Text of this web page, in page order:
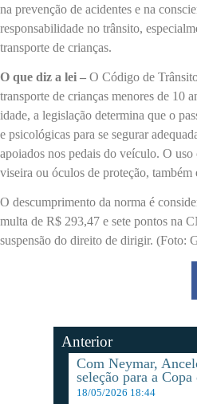
na prevenção de acidentes e na
responsabilidade no trânsito,
transporte de crianças.
O que diz a lei – O Código de
transporte de crianças menores de 10
idade, a legislação determina que o
e psicológicas para se segurar
apoiados nos pedais do veículo. O uso
viseira ou óculos de proteção, também
O descumprimento da norma é
multa de R$ 293,47 e sete pontos na
suspensão do direito de dirigir. (Foto:
Anterior
Com Neymar,
seleção para a
18/05/2026 18:44